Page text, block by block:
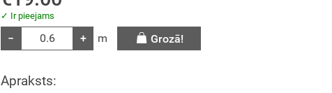
✓ Ir pieejams
− + m Grozā!
Apraksts: